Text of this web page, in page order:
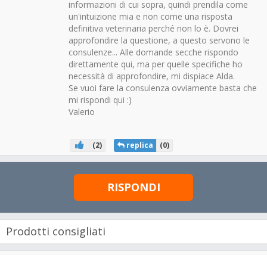
informazioni di cui sopra, quindi prendila come
un'intuizione mia e non come una risposta
definitiva veterinaria perché non lo è. Dovrei
approfondire la questione, a questo servono le
consulenze... Alle domande secche rispondo
direttamente qui, ma per quelle specifiche ho
necessità di approfondire, mi dispiace Alda.
Se vuoi fare la consulenza ovviamente basta che
mi rispondi qui :)
Valerio
(2) replica (0)
RISPONDI
Prodotti consigliati